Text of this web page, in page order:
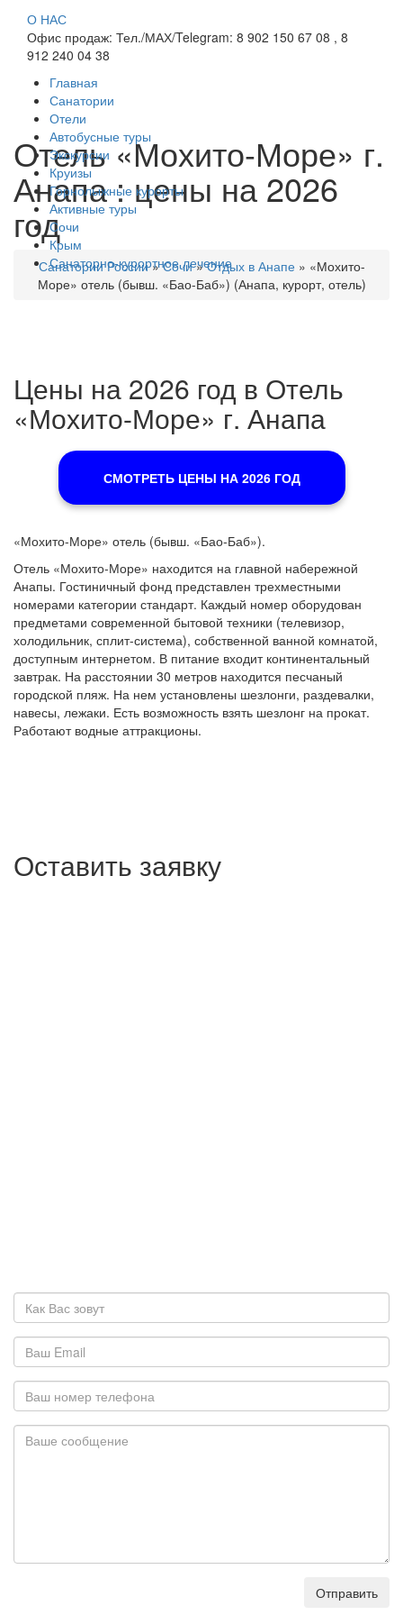
О НАС
Офис продаж: Тел./МАХ/Telegram: 8 902 150 67 08 , 8
912 240 04 38
Главная
Санатории
Отели
Автобусные туры
Экскурсии
Круизы
Горнолыжные курорты
Активные туры
Сочи
Крым
Санаторно-курортное лечение
Отель «Мохито-Море» г.
Анапа : цены на 2026
год
Санатории России»Сочи»Отдых в Анапе» «Мохито-
Море» отель (бывш. «Бао-Баб») (Анапа, курорт, отель)
Цены на 2026 год в Отель
«Мохито-Море» г. Анапа
СМОТРЕТЬ ЦЕНЫ НА 2026 ГОД
«Мохито-Море» отель (бывш. «Бао-Баб»).
Отель «Мохито-Море» находится на главной набережной
Анапы. Гостиничный фонд представлен трехместными
номерами категории стандарт. Каждый номер оборудован
предметами современной бытовой техники (телевизор,
холодильник, сплит-система), собственной ванной комнатой,
доступным интернетом. В питание входит континентальный
завтрак. На расстоянии 30 метров находится песчаный
городской пляж. На нем установлены шезлонги, раздевалки,
навесы, лежаки. Есть возможность взять шезлонг на прокат.
Работают водные аттракционы.
Оставить заявку
Отправить